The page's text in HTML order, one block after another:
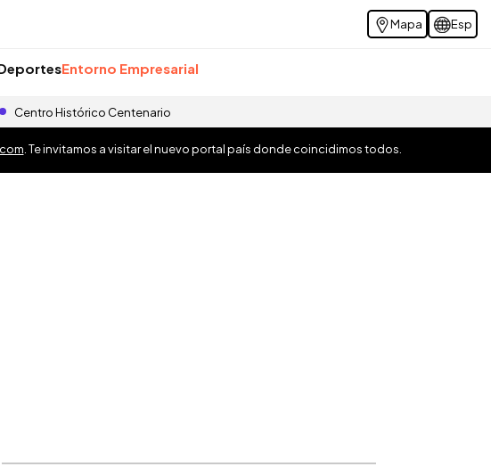
Mapa Esp
Entorno Empresarial
Centro Histórico Centenario
. Te invitamos a visitar el nuevo portal país donde coincidimos todos.